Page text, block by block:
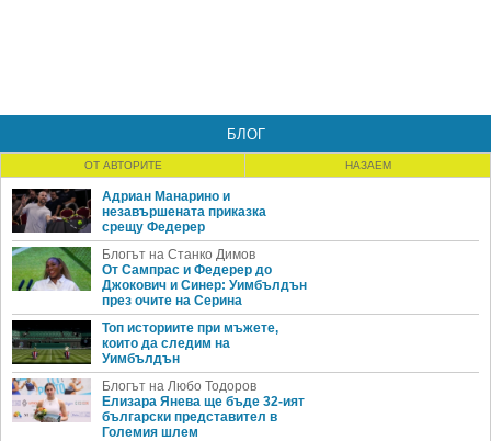
БЛОГ
ОТ АВТОРИТЕ НАЗАЕМ
Адриан Манарино и
незавършената приказка
срещу Федерер
Блогът на Станко Димов
От Сампрас и Федерер до
Джокович и Синер: Уимбълдън
през очите на Серина
Топ историите при мъжете,
които да следим на
Уимбълдън
Блогът на Любо Тодоров
Елизара Янева ще бъде 32-ият
български представител в
Големия шлем